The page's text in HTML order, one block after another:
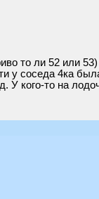
то ли 52 или
у соседа 4ка
У кого-то на